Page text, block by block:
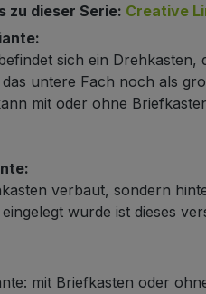
zu dieser Serie: Creative
sich ein
untere Fach noch als
mit oder ohne
verbaut, sondern
wurde ist dieses
mit Briefkasten oder